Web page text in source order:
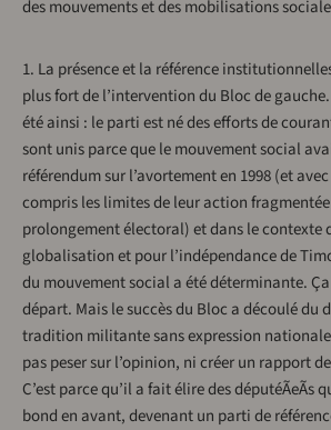
des mouvements et des mobilisations
1. La présence et la référence
plus fort de l’intervention du Bloc de
été ainsi : le parti est né des efforts de
sont unis parce que le mouvement social
référendum sur l’avortement en 1998 (et
compris les limites de leur action
prolongement électoral) et dans le contexte
globalisation et pour l’indépendance de
du mouvement social a été déterminante.
départ. Mais le succès du Bloc a découlé du
tradition militante sans expression
pas peser sur l’opinion, ni créer un rapport
C’est parce qu’il a fait élire des députéÃeÃs
bond en avant, devenant un parti de